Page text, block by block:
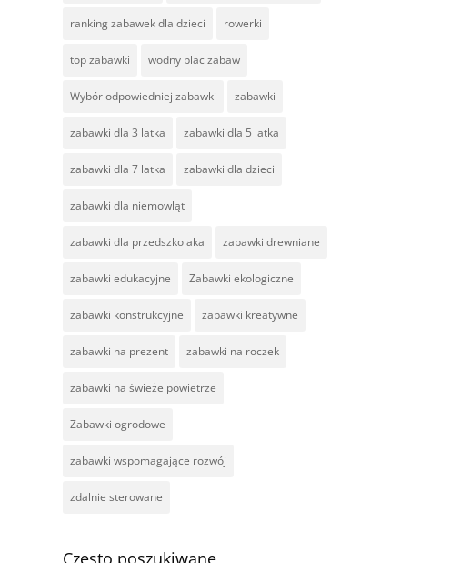
ranking zabawek dla dzieci rowerki
top zabawki wodny plac zabaw
Wybór odpowiedniej zabawki zabawki
zabawki dla 3 latka zabawki dla 5 latka
zabawki dla 7 latka zabawki dla dzieci
zabawki dla niemowląt
zabawki dla przedszkolaka zabawki drewniane
zabawki edukacyjne Zabawki ekologiczne
zabawki konstrukcyjne zabawki kreatywne
zabawki na prezent zabawki na roczek
zabawki na świeże powietrze
Zabawki ogrodowe
zabawki wspomagające rozwój
zdalnie sterowane
Często poszukiwane